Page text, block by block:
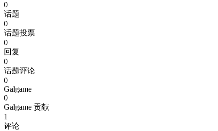
0
话题
0
话题投票
0
回复
0
话题评论
0
Galgame
0
Galgame 贡献
1
评论